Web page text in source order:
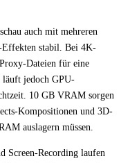
auch mit mehreren
Effekten stabil. Bei 4K-
Dateien für eine
jedoch GPU-
10 GB VRAM sorgen
Kompositionen und 3D-
auslagern müssen.
Screen-Recording laufen